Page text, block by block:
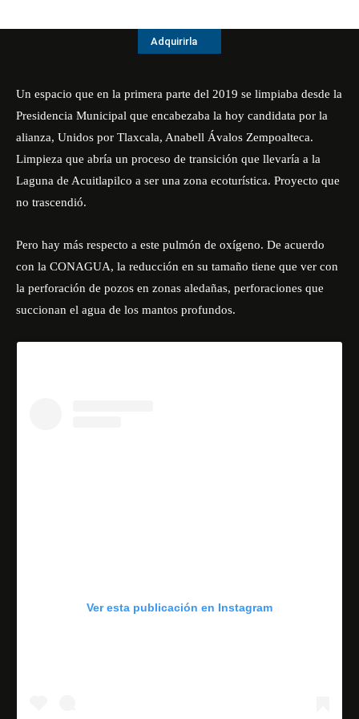
Adquirirla
Un espacio que en la primera parte del 2019 se limpiaba desde la
Presidencia Municipal que encabezaba la hoy candidata por la
alianza, Unidos por Tlaxcala, Anabell Ávalos Zempoalteca.
Limpieza que abría un proceso de transición que llevaría a la
Laguna de Acuitlapilco a ser una zona ecoturística. Proyecto que
no trascendió.
Pero hay más respecto a este pulmón de oxígeno. De acuerdo
con la CONAGUA, la reducción en su tamaño tiene que ver con
la perforación de pozos en zonas aledañas, perforaciones que
succionan el agua de los mantos profundos.
Ver esta publicación en Instagram